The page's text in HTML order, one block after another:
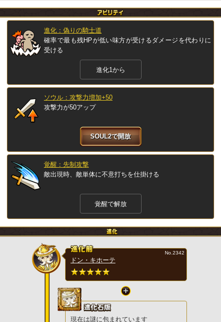
進化：偽りの騎士道
確率で最も残HPが低い味方が受けるダメージを代わりに
受ける
進化1から
ソウル：攻撃力増加+50
攻撃力が50アップ
SOUL2で開放
覚醒：先制攻撃
敵出現時、敵単体に不意打ちを仕掛ける
覚醒で解放
ドン・キホーテ
No.2342
現在は謎に包まれています